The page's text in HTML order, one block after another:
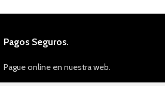
Pagos Seguros.
Pague online en nuestra web.